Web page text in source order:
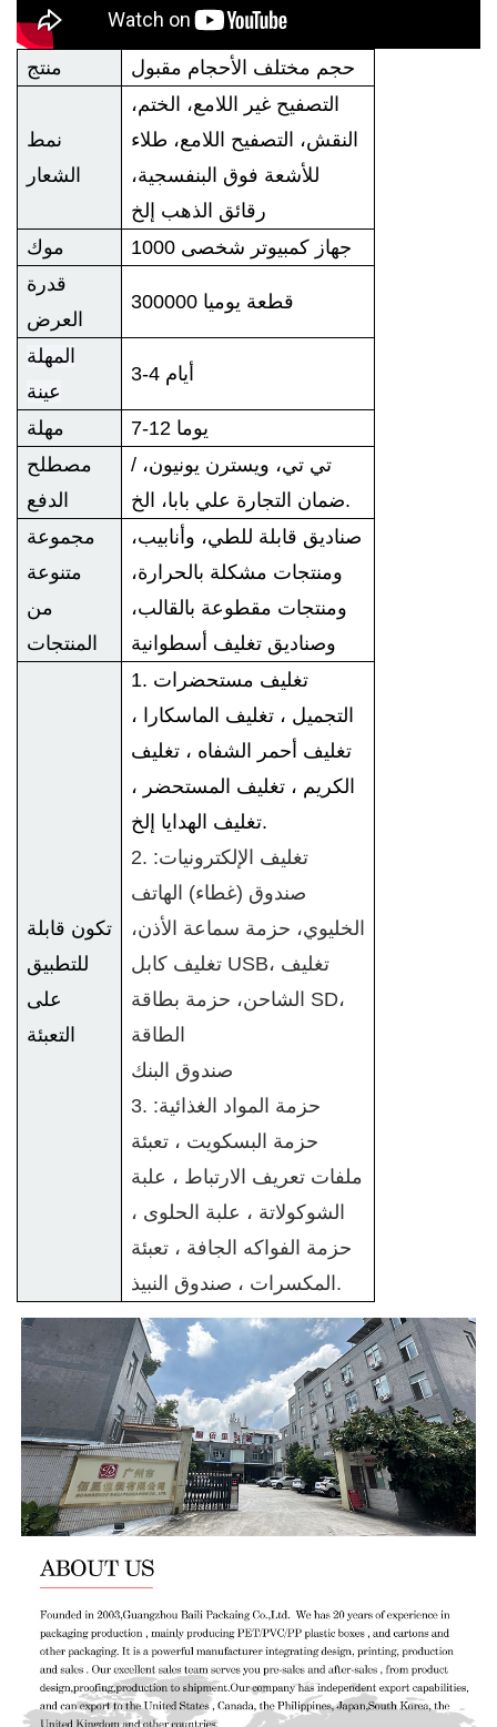
منتج حجم مختلف الأحجام مقبول
نمط
الشعار
التصفيح غير اللامع، الختم،
النقش، التصفيح اللامع، طلاء
للأشعة فوق البنفسجية،
رقائق الذهب إلخ
موك
1000 جهاز كمبيوتر شخصى
قدرة
العرض
300000 قطعة يوميا
المهلة
عينة
3-4 أيام
مهلة
7-12 يوما
مصطلح
الدفع
/ تي تي، ويسترن يونيون،
ضمان التجارة علي بابا، الخ.
مجموعة
متنوعة
من
المنتجات
صناديق قابلة للطي، وأنابيب،
ومنتجات مشكلة بالحرارة،
ومنتجات مقطوعة بالقالب،
وصناديق تغليف أسطوانية
تكون قابلة
للتطبيق
على
التعبئة
1. تغليف مستحضرات
التجميل ، تغليف الماسكارا ،
تغليف أحمر الشفاه ، تغليف
الكريم ، تغليف المستحضر ،
تغليف الهدايا إلخ.
2. تغليف الإلكترونيات:
صندوق (غطاء) الهاتف
الخليوي، حزمة سماعة الأذن،
تغليف كابل USB، تغليف
الشاحن، حزمة بطاقة SD،
الطاقة
صندوق البنك
3. حزمة المواد الغذائية:
حزمة البسكويت ، تعبئة
ملفات تعريف الارتباط ، علبة
الشوكولاتة ، علبة الحلوى ،
حزمة الفواكه الجافة ، تعبئة
المكسرات ، صندوق النبيذ.